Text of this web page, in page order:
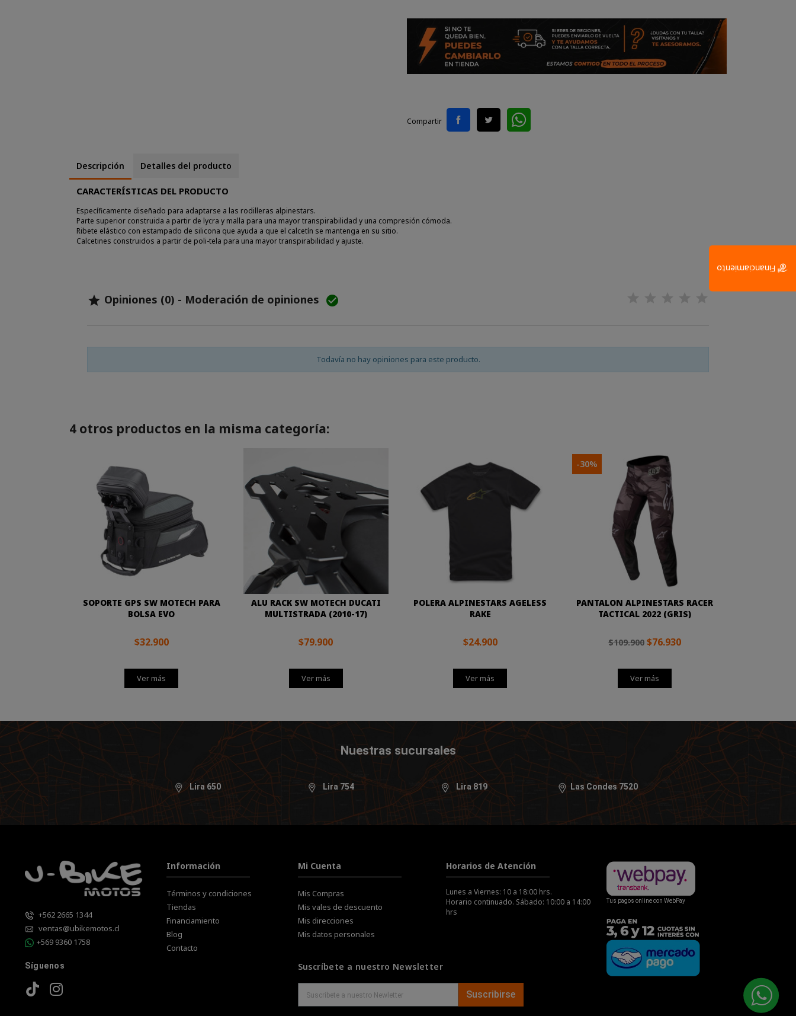
Compartir
Descripción Detalles del producto
CARACTERÍSTICAS DEL PRODUCTO
Específicamente diseñado para adaptarse a las rodilleras alpinestars.
Parte superior construida a partir de lycra y malla para una mayor transpirabilidad y una compresión cómoda.
Ribete elástico con estampado de silicona que ayuda a que el calcetín se mantenga en su sitio.
Calcetines construidos a partir de poli-tela para una mayor transpirabilidad y ajuste.
 Opiniones (0) - Moderación de opiniones 
Todavía no hay opiniones para este producto.
4 otros productos en la misma categoría:
SOPORTE GPS SW MOTECH PARA
BOLSA EVO
$32.900
Ver más
ALU RACK SW MOTECH DUCATI
MULTISTRADA (2010-17)
$79.900
Ver más
POLERA ALPINESTARS AGELESS
RAKE
$24.900
Ver más
PANTALON ALPINESTARS RACER
TACTICAL 2022 (GRIS)
$109.900 $76.930
Ver más
-30%
Nuestras sucursales
Lira 650 Lira 754 Lira 819 Las Condes 7520
+562 2665 1344
ventas@ubikemotos.cl
+569 9360 1758
Síguenos
Información
Términos y condiciones
Tiendas
Financiamiento
Blog
Contacto
Mi Cuenta
Mis Compras
Mis vales de descuento
Mis direcciones
Mis datos personales
Horarios de Atención
Lunes a Viernes: 10 a 18:00 hrs.
Horario continuado. Sábado: 10:00 a 14:00
hrs
Suscríbete a nuestro Newsletter
Suscribirse
Tus pagos online con WebPay
Financiamiento